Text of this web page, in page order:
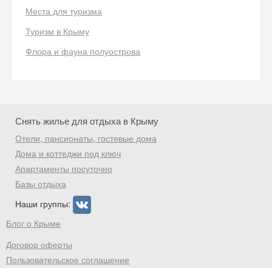
Места для туризма
Туризм в Крыму
Флора и фауна полуострова
Снять жилье для отдыха в Крыму
Отели, пансионаты, гостевые дома
Дома и коттеджи под ключ
Апартаменты посуточно
Базы отдыха
Наши группы:
Блог о Крыме
Договор оферты
Пользовательское соглашение
Скидка −5%
Получить промокод